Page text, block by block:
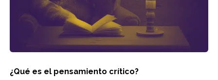
¿Qué es el pensamiento crítico?